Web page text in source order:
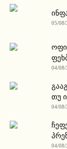
05/08/
04/08/
თუ
04/08/
04/08/